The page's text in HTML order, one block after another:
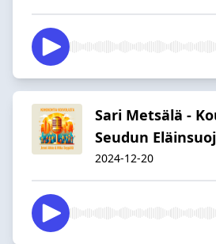
Sari Metsälä -
Seudun
2024-12-20